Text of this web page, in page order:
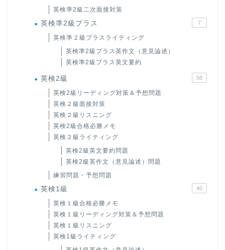
英検準2級二次面接対策
英検準2級プラス 7
英検準２級プラスライティング
英検準2級プラス英作文（意見論述）
英検準2級プラス英文要約
英検2級 58
英検2級リーディング対策＆予想問題
英検２級面接対策
英検２級リスニング
英検2級合格必勝メモ
英検２級ライティング
英検2級英文要約問題
英検2級英作文（意見論述）問題
練習問題・予想問題
英検1級 40
英検１級合格必勝メモ
英検１級リーディング対策＆予想問題
英検１級リスニング
英検1級ライティング